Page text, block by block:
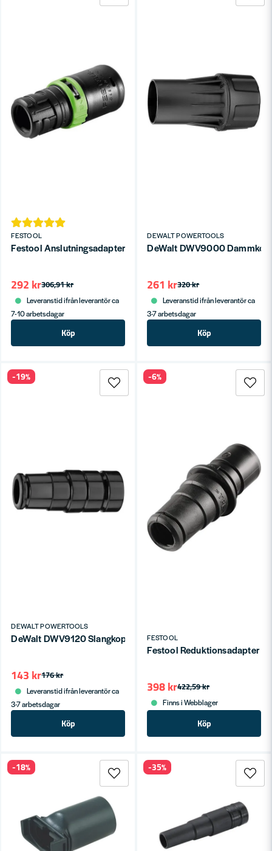
FESTOOL
Festool Anslutningsadapter D 27 DM-AS/CT
306,91 kr
292 kr
Leveranstid ifrån leverantör ca
7-10 arbetsdagar
Köp
DEWALT POWERTOOLS
DeWalt DWV9000
320 kr
261 kr
Leveranstid ifrån leverantör ca
3-7 arbetsdagar
Köp
DEWALT POWERTOOLS
DeWalt DWV9120 Slangkoppling (Air-Lock)
176 kr
143 kr
Leveranstid ifrån leverantör ca
3-7 arbetsdagar
Köp
-19%
FESTOOL
Festool Reduktionsadapter
422,59 kr
398 kr
Finns i Webblager
Köp
-6%
-18% -35%